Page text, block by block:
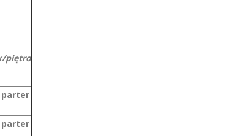
piętro
parter
parter